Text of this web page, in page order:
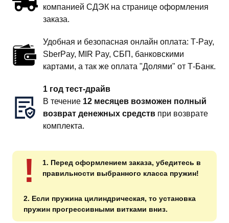
компанией СДЭК на странице оформления
заказа.
Удобная и безопасная онлайн оплата: T‑Pay,
SberPay, MIR Pay, СБП, банковскими
картами, а так же оплата "Долями" от Т-Банк.
1 год тест-драйв
В течение 12 месяцев возможен полный
возврат денежных средств при возврате
комплекта.
!
1. Перед оформлением заказа, убедитесь в
правильности выбранного класса пружин!
2. Если пружина цилиндрическая, то установка
пружин прогрессивными витками вниз.